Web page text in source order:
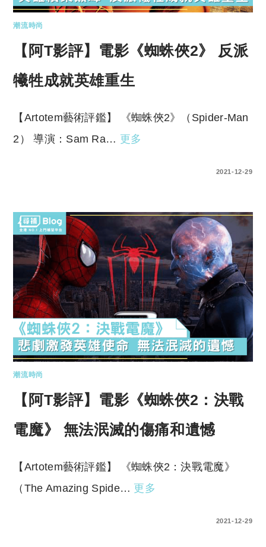
潮流時尚
【阿T影評】電影《蜘蛛俠2》 反派
犧牲成就英雄重生
【Artotem藝術評鑑】 《蜘蛛俠2》（Spider-Man
2） 導演：Sam Ra… 更多
2021-12-29
潮流時尚
【阿T影評】電影《蜘蛛俠2：決戰
電魔》 無法泯滅的傷痛和遺憾
【Artotem藝術評鑑】 《蜘蛛俠2：決戰電魔》
（The Amazing Spide… 更多
2021-12-29